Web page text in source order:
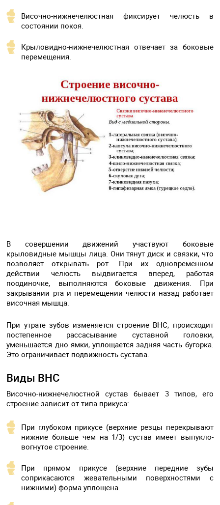
Височно-нижнечелюстная фиксирует челюсть в
состоянии покоя.
Крыловидно-нижнечелюстная отвечает за боковые
перемещения.
В совершении движений участвуют боковые
крыловидные мышцы лица. Они тянут диск и связки, что
позволяет открывать рот. При их одновременном
действии челюсть выдвигается вперед, работая
поодиночке, выполняются боковые движения. При
закрывании рта и перемещении челюсти назад работает
височная мышца.
При утрате зубов изменяется строение ВНС, происходит
постепенное рассасывание суставной головки,
уменьшается дно ямки, уплощается задняя часть бугорка.
Это ограничивает подвижность сустава.
Виды ВНС
Височно-нижнечелюстной сустав бывает 3 типов, его
строение зависит от типа прикуса:
При глубоком прикусе (верхние резцы перекрывают
нижние больше чем на 1/3) сустав имеет выпукло-
вогнутое строение.
При прямом прикусе (верхние передние зубы
соприкасаются жевательными поверхностями с
нижними) форма уплощена.